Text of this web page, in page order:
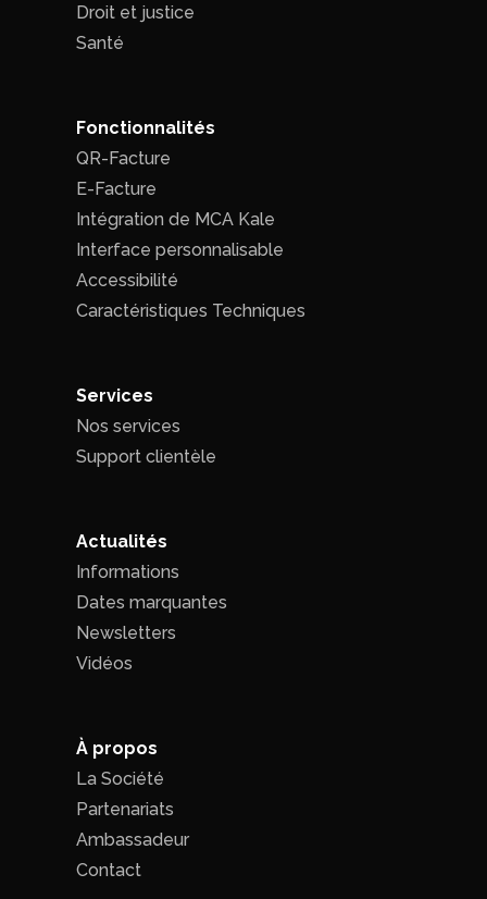
Droit et justice
Santé
Fonctionnalités
QR-Facture
E-Facture
Intégration de MCA Kale
Interface personnalisable
Accessibilité
Caractéristiques Techniques
Services
Nos services
Support clientèle
Actualités
Informations
Dates marquantes
Newsletters
Vidéos
À propos
La Société
Partenariats
Ambassadeur
Contact